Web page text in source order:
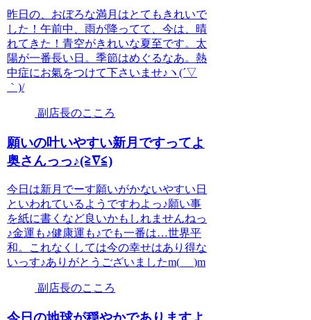
昨日の、おぼろな満月はとてもきれいで
した！午前中、雨が降ってて、今は、晴
れてきた！青空がきれいな夏至です。太
陽が一番長い日。季節はめぐるなあ。熱
中症にお氣をつけて下さいませ♪ヽ(´▽
｀)/
副店長のこころ
願いの叶いやすい新月ですってよ
奥さんっっ♪(≧∇≦)
今日は新月でーす願いがかないやすい日
といわれているようですわよっ♪願い事
を紙に書くなど良いかもしれませんねっ
♪金運も♪健康運も♪でも一番は…世界平
和。これなくしては今の幸せはあり得な
いっす♪ありがとうございましたm(_ _)m
副店長のこころ